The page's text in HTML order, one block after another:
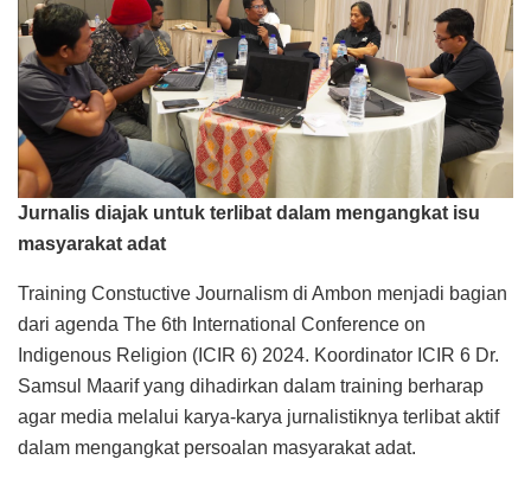
Jurnalis diajak untuk terlibat dalam mengangkat isu
masyarakat adat
Training Constuctive Journalism di Ambon menjadi bagian
dari agenda The 6th International Conference on
Indigenous Religion (ICIR 6) 2024. Koordinator ICIR 6 Dr.
Samsul Maarif yang dihadirkan dalam training berharap
agar media melalui karya-karya jurnalistiknya terlibat aktif
dalam mengangkat persoalan masyarakat adat.